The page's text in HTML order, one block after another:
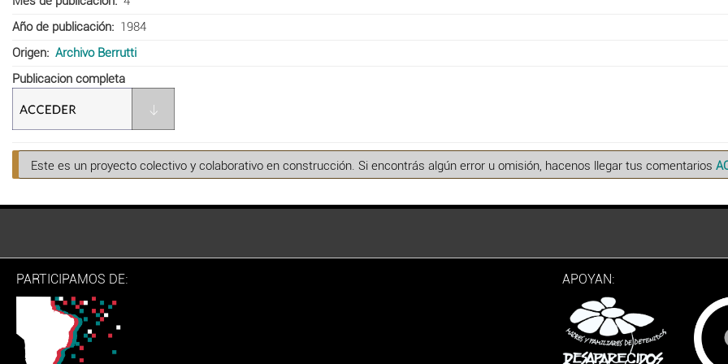
Año de publicación
1984
Origen
Archivo Berrutti
Publicacion completa
Este es un proyecto colectivo y colaborativo en construcción. Si encontrás algún error u omisión, hacenos llegar tus comentarios
PARTICIPAMOS DE: APOYAN: